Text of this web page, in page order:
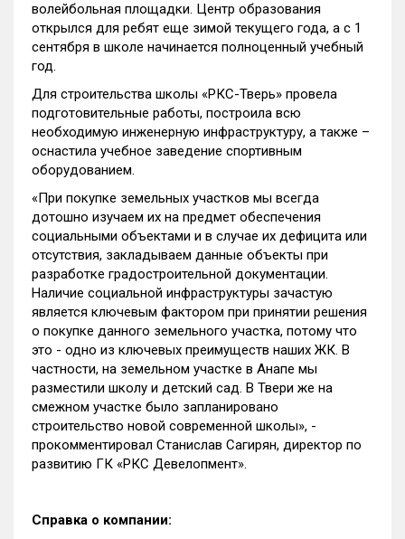
волейбольная площадки. Центр образования
открылся для ребят еще зимой текущего года, а с 1
сентября в школе начинается полноценный учебный
год.
Для строительства школы «РКС-Тверь» провела
подготовительные работы, построила всю
необходимую инженерную инфраструктуру, а также –
оснастила учебное заведение спортивным
оборудованием.
«При покупке земельных участков мы всегда
дотошно изучаем их на предмет обеспечения
социальными объектами и в случае их дефицита или
отсутствия, закладываем данные объекты при
разработке градостроительной документации.
Наличие социальной инфраструктуры зачастую
является ключевым фактором при принятии решения
о покупке данного земельного участка, потому что
это - одно из ключевых преимуществ наших ЖК. В
частности, на земельном участке в Анапе мы
разместили школу и детский сад. В Твери же на
смежном участке было запланировано
строительство новой современной школы», -
прокомментировал Станислав Сагирян, директор по
развитию ГК «РКС Девелопмент».
Справка о компании: